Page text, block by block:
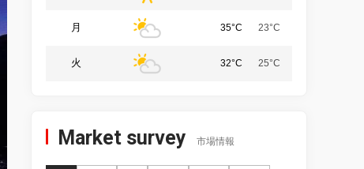
月 35°C 23°C
火 32°C 25°C
Market survey 市場情報